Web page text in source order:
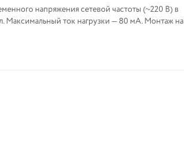
напряжения сетевой частоты (~220 В) в
Максимальный ток нагрузки — 80 мА. Монтаж на